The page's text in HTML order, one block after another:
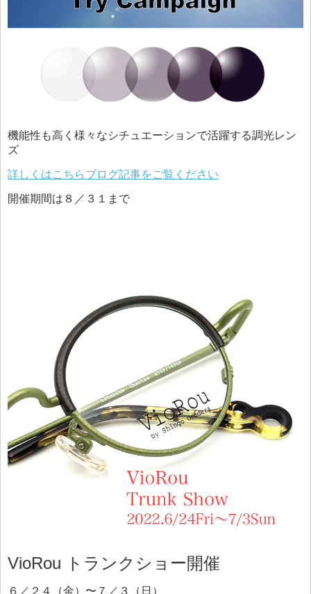
機能性も高く様々なシチュエーションで活躍する調光レン
ズ
詳しくはこちらブログ記事をご覧ください
開催期間は８／３１まで
VioRou トランクショー開催
６／２４（金）〜７／３（日）